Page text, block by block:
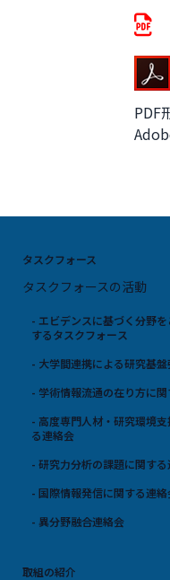
PDF
タスクフォース
タスクフォースの活動
- エビデンスに基づく分野
するタスクフォース
- 大学間連携による研究基
- 学術情報流通の在り方に
- 高度専門人材・研究環境
る連絡会
- 研究力分析の課題に関す
- 国際情報発信に関する連絡
- 異分野融合連絡会
取組の紹介